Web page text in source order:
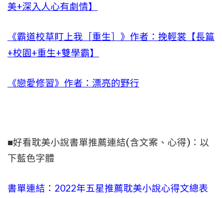
美+深入人心有劇情】
《霸道校草盯上我［重生］》作者：挽輕裳【長篇
+校園+重生+雙學霸】
《戀愛修習》作者：漂亮的野行
■好看耽美小說書單推薦連結(含文案、心得)：以
下藍色字體
書單連結：2022年五星推薦耽美小說心得文總表